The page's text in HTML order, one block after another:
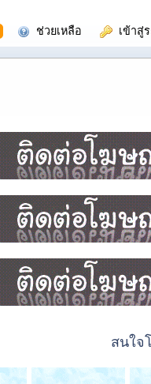
ช่วยเหลือ เข้าสู่
สนใจ